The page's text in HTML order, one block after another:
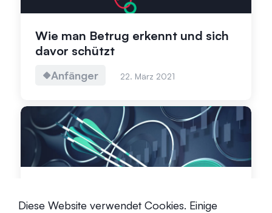
Wie man Betrug erkennt und sich
davor schützt
Anfänger 22. März 2021
Krypto-Investitionsstrategien
Diese Website verwendet Cookies. Einige